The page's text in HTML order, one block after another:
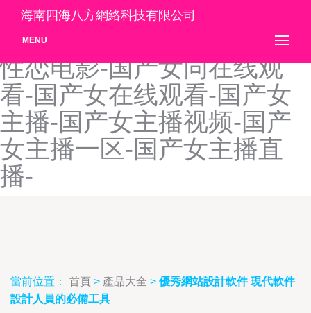
国产女同视频-国产女同玩人
妖-国产女同网站-国产女同
性恋电影-国产女同在线观
看-国产女在线观看-国产女
主播-国产女主播视频-国产
女主播一区-国产女主播直
播-
海南四海八方網絡科技有限公司
MENU
當前位置： 首頁 > 產品大全 > 優秀網站設計軟件 現代軟件
設計人員的必備工具